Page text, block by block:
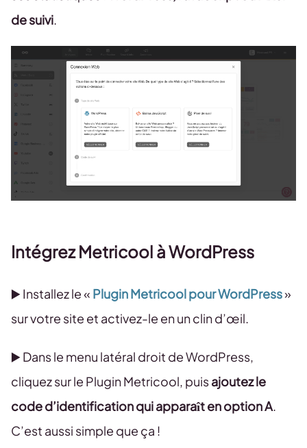
de suivi.
Intégrez Metricool à WordPress
▶️ Installez le « Plugin Metricool pour WordPress»
sur votre site et activez-le en un clin d’œil.
▶️ Dans le menu latéral droit de WordPress,
cliquez sur le Plugin Metricool, puisajoutez le
code d’identification qui apparaît en option A.
C’est aussi simple que ça !